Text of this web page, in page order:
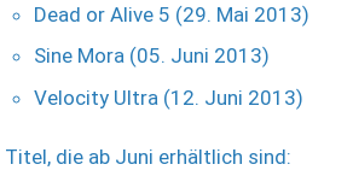
Dead or Alive 5 (29. Mai 2013)
Sine Mora (05. Juni 2013)
Velocity Ultra (12. Juni 2013)
Titel, die ab Juni erhältlich sind: